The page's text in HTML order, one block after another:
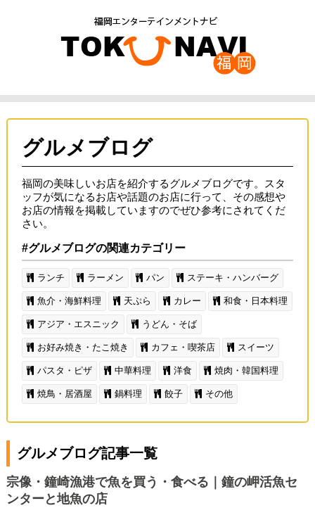
グルメブログ
福岡の美味しいお店を紹介するグルメブログです。スタ
ッフが気になるお店や話題のお店に行って、その感想や
お店の情報を掲載していますのでぜひ参考にされてくだ
さい。
#グルメブログの関連カテゴリー
ランチ ラーメン パン ステーキ・ハンバーグ
魚介・海鮮料理 天ぷら カレー 和食・日本料理
アジア・エスニック うどん・そば
お好み焼き・たこ焼き カフェ・喫茶店 スイーツ
パスタ・ピザ 中華料理 洋食 焼肉・韓国料理
焼鳥・居酒屋 鍋料理 餃子 その他
グルメブログ記事一覧
宗像・鐘崎漁港で魚を買う・食べる｜鐘の岬活魚セ
ンターと地魚の店